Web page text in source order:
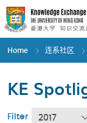
Skip
to
main
content
Home 连系社区
KE
Filter 2017